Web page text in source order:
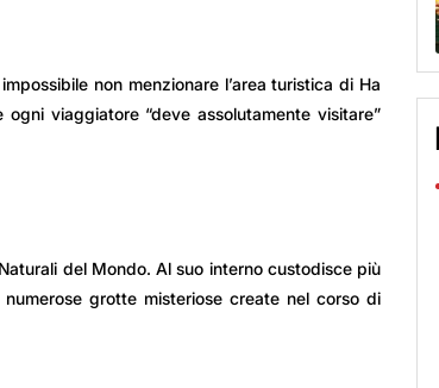
non menzionare l’area turistica di Ha
viaggiatore “deve assolutamente visitare”
del Mondo. Al suo interno custodisce più
grotte misteriose create nel corso di